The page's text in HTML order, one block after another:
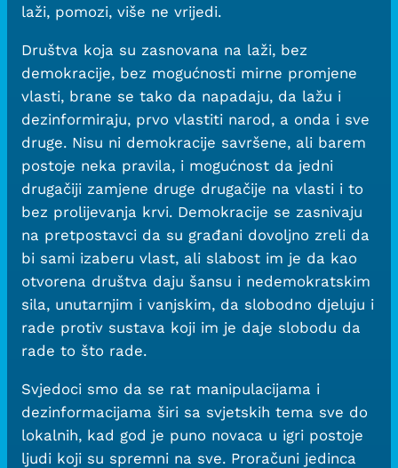
laži, pomozi, više ne vrijedi.
Društva koja su zasnovana na laži, bez
demokracije, bez mogućnosti mirne promjene
vlasti, brane se tako da napadaju, da lažu i
dezinformiraju, prvo vlastiti narod, a onda i sve
druge. Nisu ni demokracije savršene, ali barem
postoje neka pravila, i mogućnost da jedni
drugačiji zamjene druge drugačije na vlasti i to
bez prolijevanja krvi. Demokracije se zasnivaju
na pretpostavci da su građani dovoljno zreli da
bi sami izaberu vlast, ali slabost im je da kao
otvorena društva daju šansu i nedemokratskim
sila, unutarnjim i vanjskim, da slobodno djeluju i
rade protiv sustava koji im je daje slobodu da
rade to što rade.
Svjedoci smo da se rat manipulacijama i
dezinformacijama širi sa svjetskih tema sve do
lokalnih, kad god je puno novaca u igri postoje
ljudi koji su spremni na sve. Proračuni jedinca